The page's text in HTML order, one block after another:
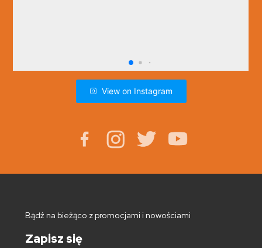
View on Instagram
Bądź na bieżąco z promocjami i nowościami
Zapisz się